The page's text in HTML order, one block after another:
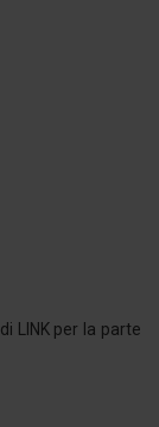
LINK per la parte